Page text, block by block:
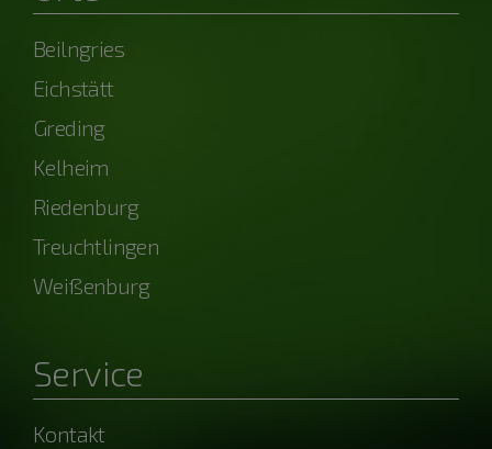
Beilngries
Eichstätt
Greding
Kelheim
Riedenburg
Treuchtlingen
Weißenburg
Service
Kontakt